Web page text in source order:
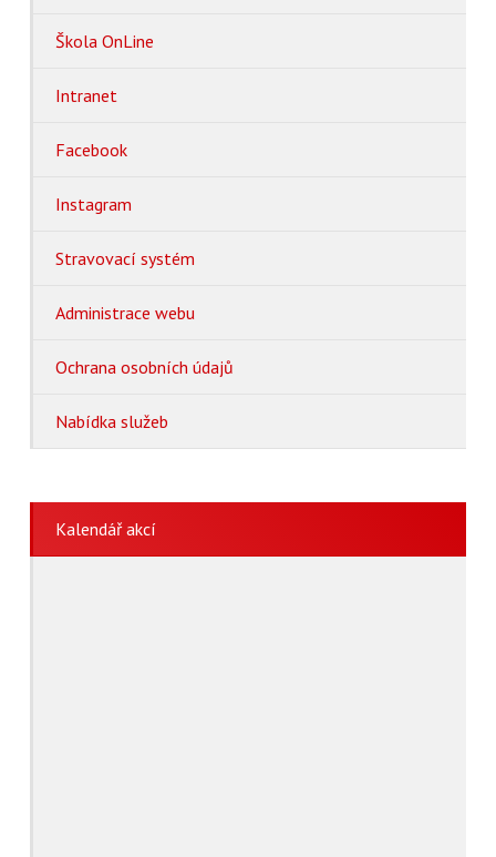
Škola OnLine
Intranet
Facebook
Instagram
Stravovací systém
Administrace webu
Ochrana osobních údajů
Nabídka služeb
Kalendář akcí